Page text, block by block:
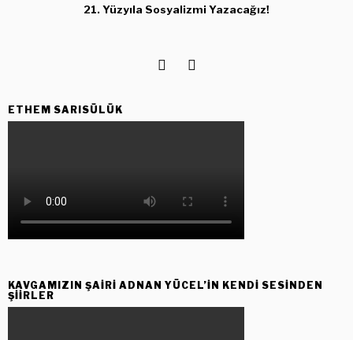
21. Yüzyıla Sosyalizmi Yazacağız!
ETHEM SARISÜLÜK
KAVGAMIZIN ŞAIRI ADNAN YÜCEL’IN KENDI SESINDEN
ŞIIRLER